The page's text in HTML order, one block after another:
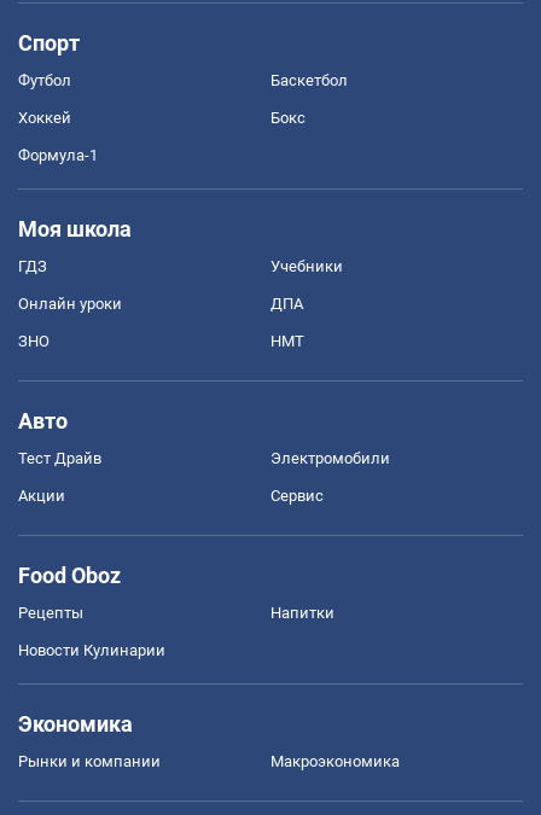
Спорт
Футбол Баскетбол
Хоккей Бокс
Формула-1
Моя школа
ГДЗ Учебники
Онлайн уроки ДПА
ЗНО НМТ
Авто
Тест Драйв Электромобили
Акции Сервис
Food Oboz
Рецепты Напитки
Новости Кулинарии
Экономика
Рынки и компании Mакроэкономика